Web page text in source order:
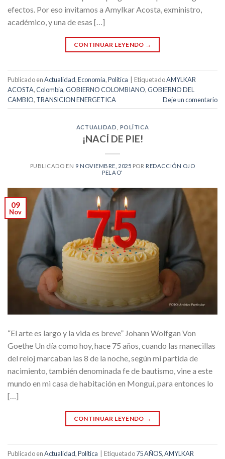
efectos. Por eso invitamos a Amylkar Acosta, exministro,
académico, y una de esas […]
CONTINUAR LEYENDO →
Publicado enActualidad,Economía,Política EtiquetadoAMYLKAR
ACOSTA,Colombia,GOBIERNO COLOMBIANO,GOBIERNO DEL
CAMBIO, TRANSICION ENERGETICA Deje un comentario
ACTUALIDAD POLÍTICA
¡NACÍ DE PIE!
PUBLICADO EN 9 NOVIEMBRE, 2025 POR REDACCIÓN OJO
PELAO'
09
Nov
“El arte es largo y la vida es breve” Johann Wolfgan Von
Goethe Un día como hoy, hace 75 años, cuando las manecillas
del reloj marcaban las 8 de la noche, según mi partida de
nacimiento, también denominada fe de bautismo, vine a este
mundo en mi casa de habitación en Monguí, para entonces lo
[…]
CONTINUAR LEYENDO →
Publicado enActualidad,Política Etiquetado75 AÑOS,AMYLKAR